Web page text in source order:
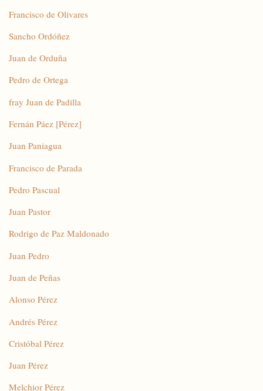
Francisco de Olivares
Sancho Ordóñez
Juan de Orduña
Pedro de Ortega
fray Juan de Padilla
Fernán Páez [Pérez]
Juan Paniagua
Francisco de Parada
Pedro Pascual
Juan Pastor
Rodrigo de Paz Maldonado
Juan Pedro
Juan de Peñas
Alonso Pérez
Andrés Pérez
Cristóbal Pérez
Juan Pérez
Melchior Pérez